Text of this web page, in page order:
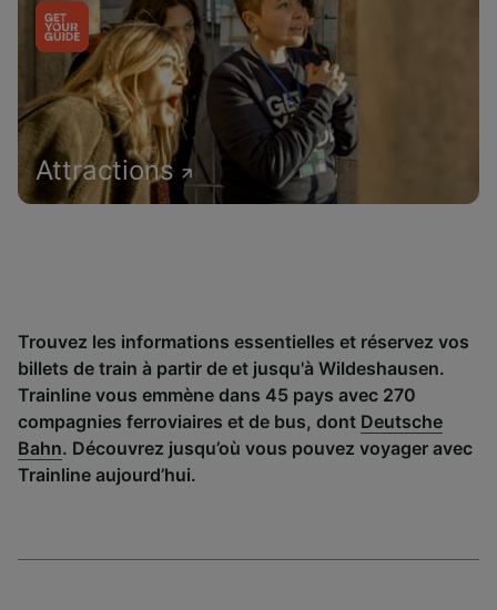
Attractions
Trouvez les informations essentielles et réservez vos
billets de train à partir de et jusqu'à Wildeshausen.
Trainline vous emmène dans 45 pays avec 270
compagnies ferroviaires et de bus, dont Deutsche
Bahn. Découvrez jusqu’où vous pouvez voyager avec
Trainline aujourd’hui.